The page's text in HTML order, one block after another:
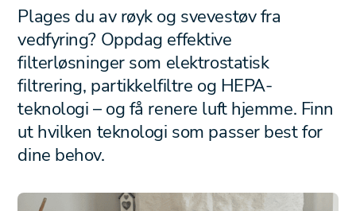
Plages du av røyk og svevestøv fra
vedfyring? Oppdag effektive
filterløsninger som elektrostatisk
filtrering, partikkelfiltre og HEPA-
teknologi – og få renere luft hjemme. Finn
ut hvilken teknologi som passer best for
dine behov.